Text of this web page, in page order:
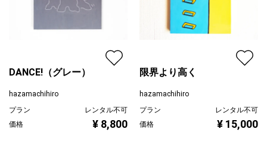
DANCE!（グレー）
hazamachihiro
プラン
レンタル不可
価格
¥ 8,800
限界より高く
hazamachihiro
プラン
レンタル不可
価格
¥ 15,000